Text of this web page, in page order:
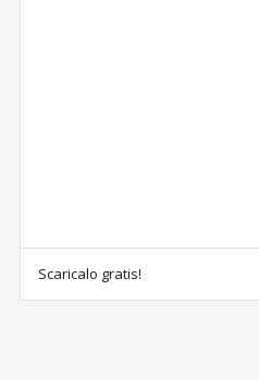
Scaricalo gratis!